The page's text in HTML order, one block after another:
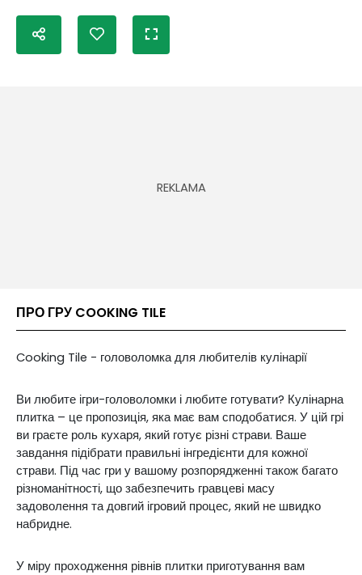
ПРО ГРУ COOKING TILE
Cooking Tile - головоломка для любителів кулінарії
Ви любите ігри-головоломки і любите готувати? Кулінарна
плитка – це пропозиція, яка має вам сподобатися. У цій грі
ви граєте роль кухаря, який готує різні страви. Ваше
завдання підібрати правильні інгредієнти для кожної
страви. Під час гри у вашому розпорядженні також багато
різноманітності, що забезпечить гравцеві масу
задоволення та довгий ігровий процес, який не швидко
набридне.
У міру проходження рівнів плитки приготування вам